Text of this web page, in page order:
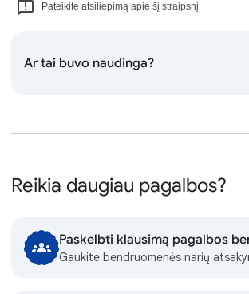
Pateikite atsiliepimą apie šį straipsnį
Ar tai buvo naudinga?
Reikia daugiau pagalbos?
Paskelbti klausimą pagalbos
Gaukite bendruomenės narių